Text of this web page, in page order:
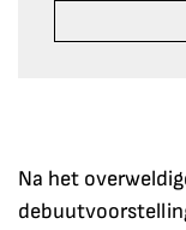
Na het